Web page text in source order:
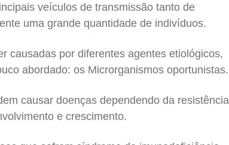
veículos de transmissão tanto de
uma grande quantidade de indivíduos.
causadas por diferentes agentes etiológicos,
abordado: os Microrganismos oportunistas.
causar doenças dependendo da resistência
e crescimento.